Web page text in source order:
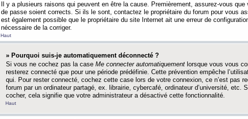
Il y a plusieurs raisons qui peuvent en être la cause. Premièrement, assurez-vous
de passe soient corrects. Si ils le sont, contactez le propriétaire du forum pour vous
est également possible que le propriétaire du site Internet ait une erreur de
nécessaire de la corriger.
Haut
» Pourquoi suis-je automatiquement déconnecté ?
Si vous ne cochez pas la case Me connecter automatiquement lorsque vous vous
resterez connecté que pour une période prédéfinie. Cette prévention empêche
qui. Pour rester connecté, cochez cette case lors de votre connexion, ce n’est pas
forum par un ordinateur partagé, ex. librairie, cybercafé, ordinateur d’université, etc.
cocher, cela signifie que votre administrateur a désactivé cette fonctionnalité.
Haut